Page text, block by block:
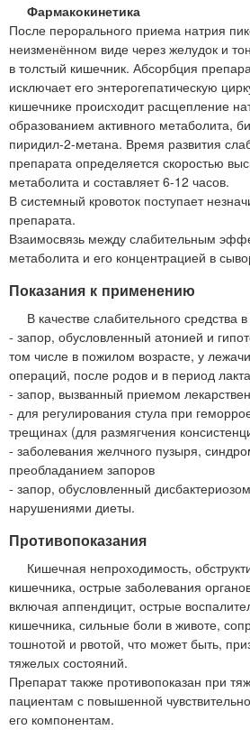
Фармакокинетика
После перорального приема натрия
неизменённом виде через желудок и
в толстый кишечник. Абсорбция
исключает его энтерогепатическую
кишечнике происходит расщепление
образованием активного метаболита,
пиридил-2-метана. Время развития
препарата определяется скоростью
метаболита и составляет 6-12 часов.
В системный кровоток поступает
препарата.
Взаимосвязь между слабительным
метаболита и его концентрацией в
Показания к применению
В качестве слабительного средства
- запор, обусловленный атонией и
том числе в пожилом возрасте, у
операций, после родов и в период
- запор, вызванный приемом
- для регулирования стула при
трещинах (для размягчения
- заболевания желчного пузыря,
преобладанием запоров
- запор, обусловленный
нарушениями диеты.
Противопоказания
Кишечная непроходимость,
кишечника, острые заболевания
включая аппендицит, острые
кишечника, сильные боли в животе,
тошнотой и рвотой, что может быть,
тяжелых состояний.
Препарат также противопоказан при
пациентам с повышенной
его компонентам.